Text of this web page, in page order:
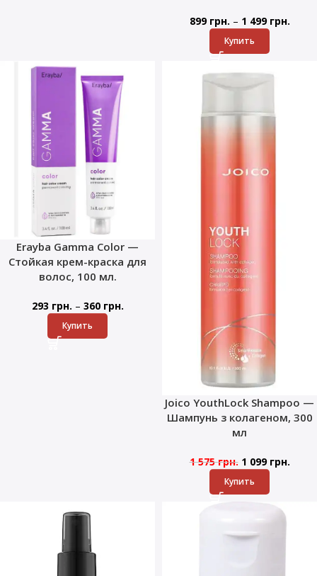
899 грн. – 1 499 грн.
Купить
Erayba Gamma Color —
Стойкая крем-краска для
волос, 100 мл.
293 грн. – 360 грн.
Купить
Joico YouthLock Shampoo —
Шампунь з колагеном, 300
мл
1 575грн. 1 099 грн.
Купить